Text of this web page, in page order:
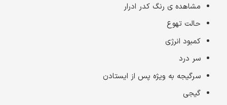
مشاهده ی رنگ کدر ادرار
حالت تهوع
کمبود انرژی
سر درد
سرگیجه به ویژه پس از ایستادن
گیجی